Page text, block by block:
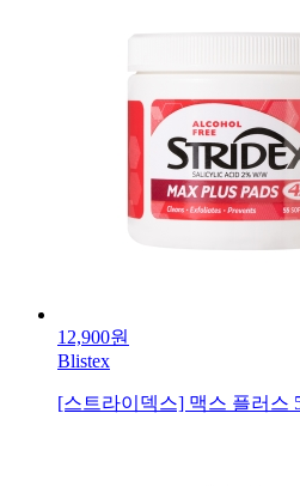
12,900원
Blistex
[스트라이덱스] 맥스 플러스